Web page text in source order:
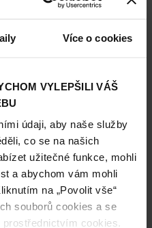
Více o cookies
VYLEPŠILI VÁŠ
údaji, aby naše služby
co se na našich
užitečné funkce, mohli
a abychom vám mohli
na „Povolit vše“
souborů cookies a se
cookies.